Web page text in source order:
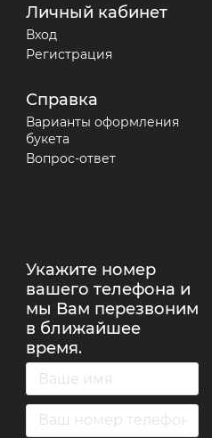
Личный кабинет
Вход
Регистрация
Справка
Варианты оформления
букета
Вопрос-ответ
Укажите номер
вашего телефона и
мы Вам перезвоним
в ближайшее
время.